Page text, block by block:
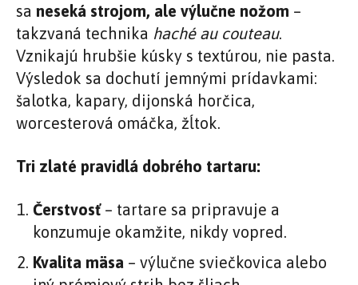
sa neseká strojom, ale výlučne nožom –
takzvaná technika haché au couteau.
Vznikajú hrubšie kúsky s textúrou, nie pasta.
Výsledok sa dochutí jemnými prídavkami:
šalotka, kapary, dijonská horčica,
worcesterová omáčka, žĺtok.
Tri zlaté pravidlá dobrého tartaru:
Čerstvosť– tartare sa pripravuje a
konzumuje okamžite, nikdy vopred.
Kvalita mäsa – výlučne sviečkovica alebo